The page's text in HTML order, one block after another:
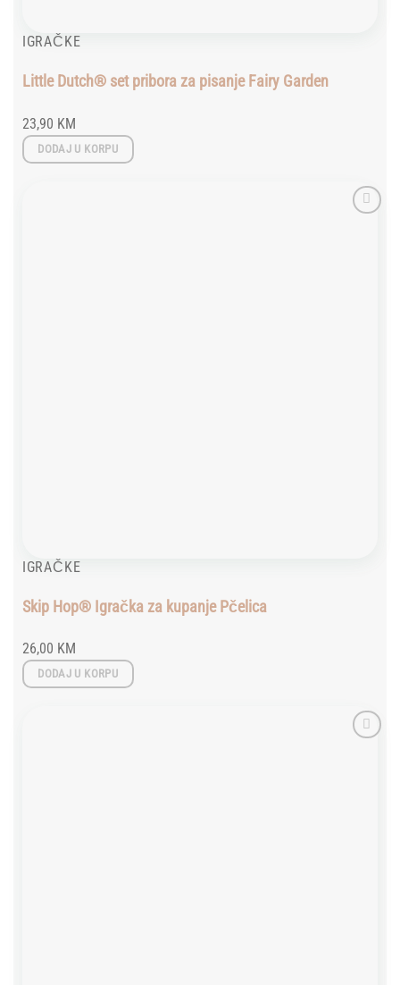
IGRAČKE
Little Dutch® set pribora za pisanje Fairy Garden
23,90 KM
DODAJ U KORPU
IGRAČKE
Skip Hop® Igračka za kupanje Pčelica
26,00 KM
DODAJ U KORPU